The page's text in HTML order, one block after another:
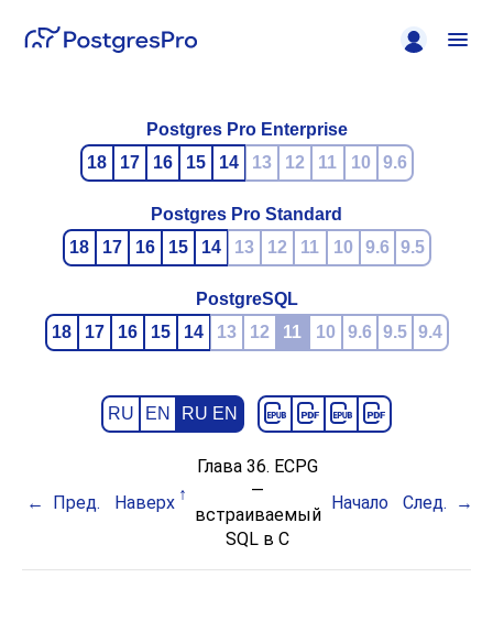
Postgres Pro Enterprise
18
17 16 15 14 13 12 11 10 9.6
Postgres Pro Standard
18
17 16 15 14 13 12 11 10 9.6 9.5
PostgreSQL
18
17 16 15 14 13 12 11 10 9.6 9.5 9.4
RU EN RU EN
Пред. Наверх
Глава 36. ECPG
—
встраиваемый
SQL в C
Начало След.